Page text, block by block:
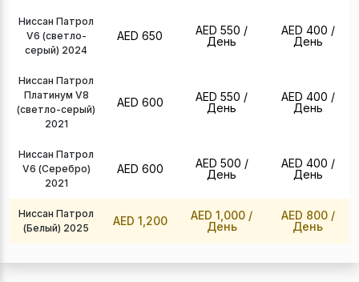
Ниссан Патрол
V6 (светло-
серый) 2024
AED 650 AED 550 /
День
AED 400 /
День
Ниссан Патрол
Платинум V8
(светло-серый)
2021
AED 600 AED 550 /
День
AED 400 /
День
Ниссан Патрол
V6 (Серебро)
2021
AED 600 AED 500 /
День
AED 400 /
День
Ниссан Патрол
(Белый) 2025
AED 1,200 AED 1,000 /
День
AED 800 /
День